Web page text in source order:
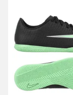
Megnyit egy